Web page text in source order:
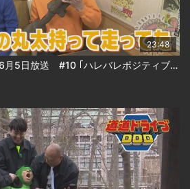
23:48
ハレバレティモンディ 6月5日放送 #10 ｢ハレバレポジティブツアーin札幌(前)」